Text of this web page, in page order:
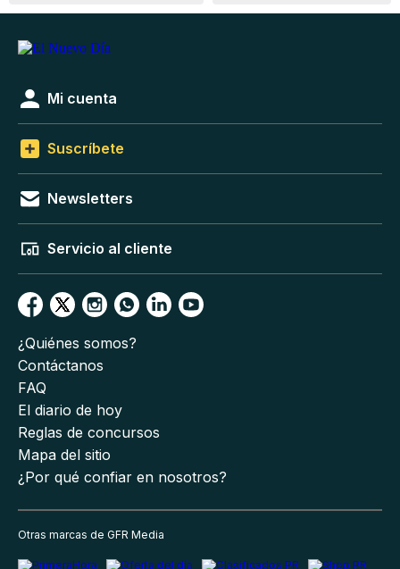
Mi cuenta
Suscríbete
Newsletters
Servicio al cliente
¿Quiénes somos?
Contáctanos
FAQ
El diario de hoy
Reglas de concursos
Mapa del sitio
¿Por qué confiar en nosotros?
Otras marcas de GFR Media